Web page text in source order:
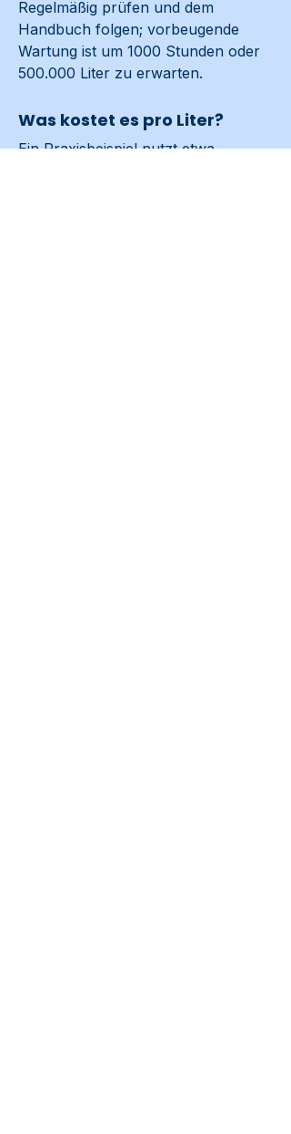
Regelmäßig prüfen und dem
Handbuch folgen; vorbeugende
Wartung ist um 1000 Stunden oder
500.000 Liter zu erwarten.
Was kostet es pro Liter?
Ein Praxisbeispiel nutzt etwa